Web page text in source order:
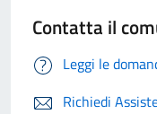
Contatta il
Leggi le
Richiedi